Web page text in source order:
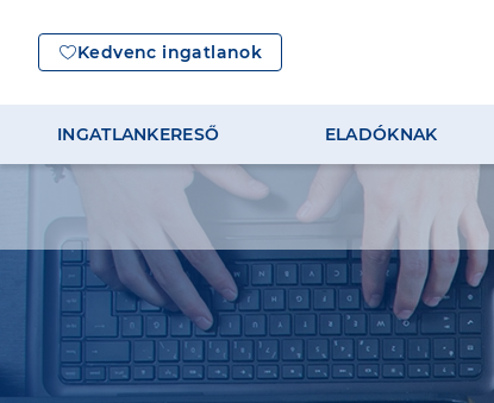
Kedvenc ingatlanok
INGATLANKERESŐ ELADÓKNAK